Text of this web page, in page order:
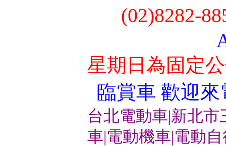
(02)8282-
星期日為固定
臨賞車 歡迎來
台北電動車|新北
車|電動機車|電動